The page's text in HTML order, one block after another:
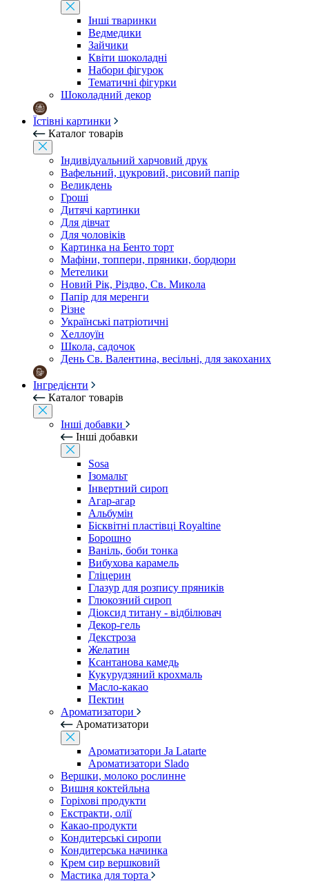
Інші тваринки
Ведмедики
Зайчики
Квіти шоколадні
Набори фігурок
Тематичні фігурки
Шоколадний декор
Їстівні картинки
Каталог товарів
Індивідуальний харчовий друк
Вафельний, цукровий, рисовий папір
Великдень
Гроші
Дитячі картинки
Для дівчат
Для чоловіків
Картинка на Бенто торт
Мафіни, топпери, пряники, бордюри
Метелики
Новий Рік, Різдво, Св. Микола
Папір для меренги
Різне
Українські патріотичні
Хеллоуїн
Школа, садочок
День Св. Валентина, весільні, для закоханих
Інгредієнти
Каталог товарів
Інші добавки
Інші добавки
Sosa
Ізомальт
Інвертний сироп
Агар-агар
Альбумін
Бісквітні пластівці Royaltine
Борошно
Ваніль, боби тонка
Вибухова карамель
Гліцерин
Глазур для розпису пряників
Глюкозний сироп
Діоксид титану - відбілювач
Декор-гель
Декстроза
Желатин
Ксантанова камедь
Кукурудзяний крохмаль
Масло-какао
Пектин
Ароматизатори
Ароматизатори
Ароматизатори Ja Latarte
Ароматизатори Slado
Вершки, молоко рослинне
Вишня коктейльна
Горіхові продукти
Екстракти, олії
Какао-продукти
Кондитерські сиропи
Кондитерська начинка
Крем сир вершковий
Мастика для торта